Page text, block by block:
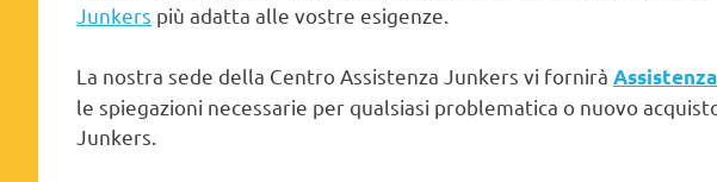
Junkers più adatta alle vostre esigenze.
La nostra sede della Centro Assistenza Junkers vi fornirà
le spiegazioni necessarie per qualsiasi problematica o nuovo
Junkers.